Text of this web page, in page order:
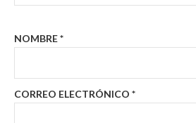
NOMBRE*
CORREO ELECTRÓNICO *